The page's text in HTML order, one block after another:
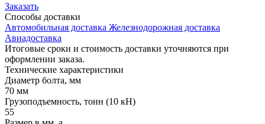
Заказать
Способы доставки
Автомобильная доставка Железнодорожная доставка
Авиадоставка
Итоговые сроки и стоимость доставки уточняются при
оформлении заказа.
Технические характеристики
Диаметр болта, мм
70 мм
Грузоподъемность, тонн (10 кН)
55